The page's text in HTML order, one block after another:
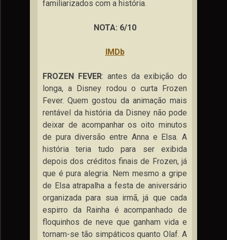
familiarizados com a história.
NOTA: 6/10
IMDb
FROZEN FEVER: antes da exibição do
longa, a Disney rodou o curta Frozen
Fever. Quem gostou da animação mais
rentável da história da Disney não pode
deixar de acompanhar os oito minutos
de pura diversão entre Anna e Elsa. A
história teria tudo para ser exibida
depois dos créditos finais de Frozen, já
que é pura alegria. Nem mesmo a gripe
de Elsa atrapalha a festa de aniversário
organizada para sua irmã, já que cada
espirro da Rainha é acompanhado de
floquinhos de neve que ganham vida e
tornam-se tão simpáticos quanto Olaf. A